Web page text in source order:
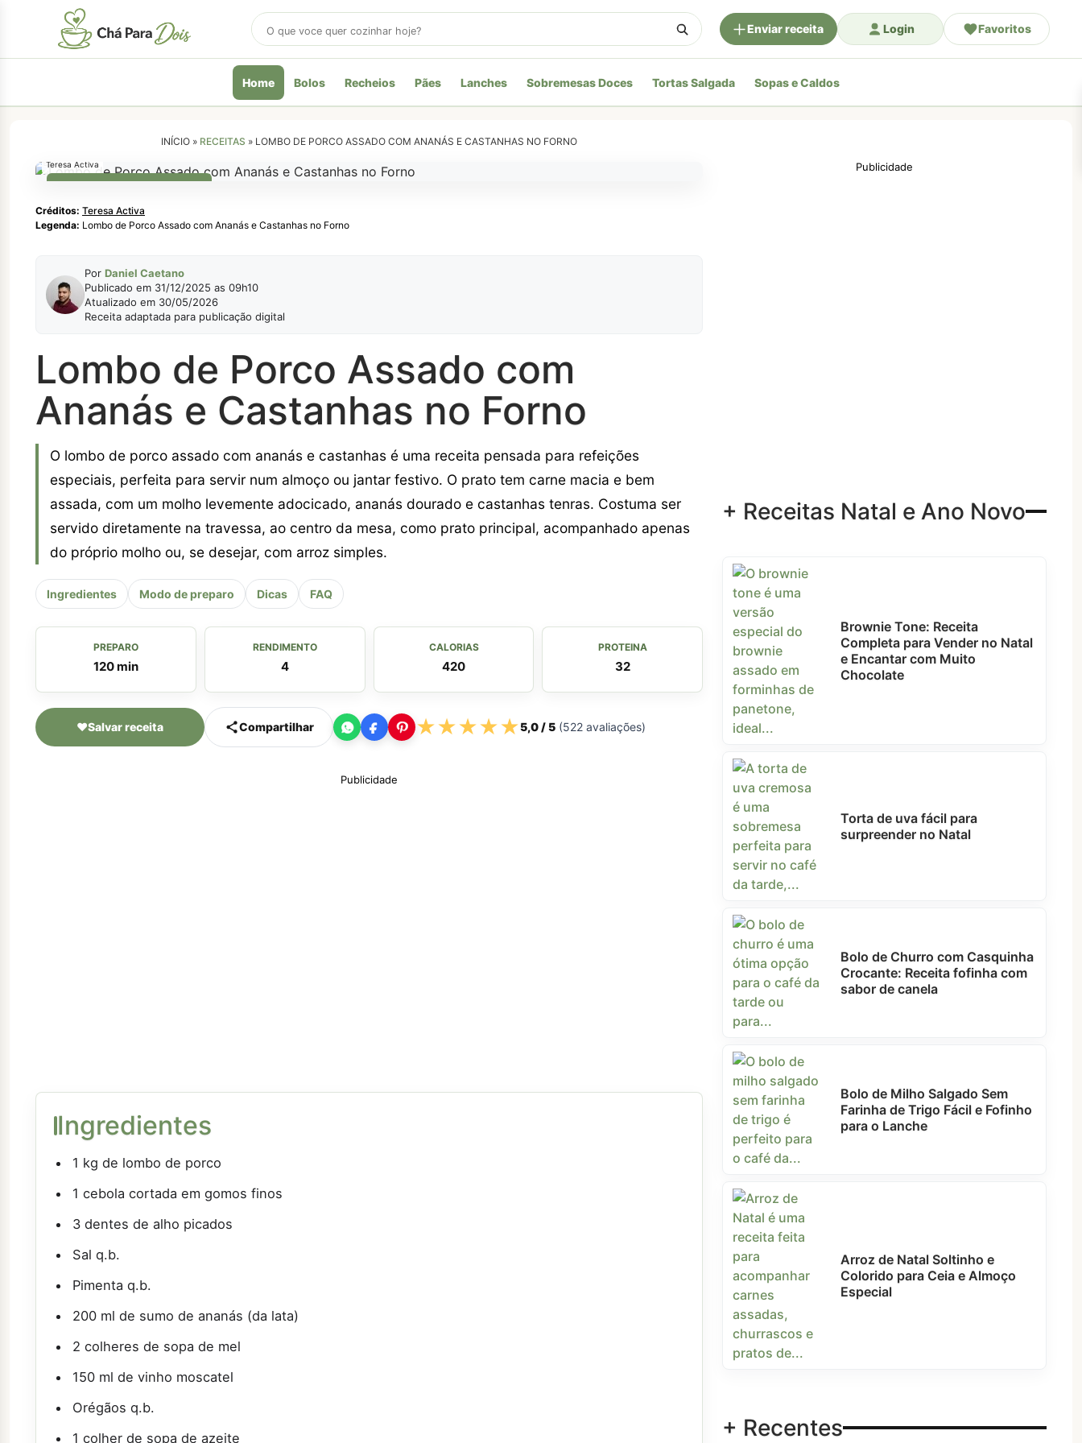
Buscar
receitas
Enviar receita Login Favoritos
Home Bolos Recheios Pães Lanches Sobremesas Doces Tortas Salgada Sopas e Caldos
INÍCIO » RECEITAS » LOMBO DE PORCO ASSADO COM ANANÁS E CASTANHAS NO FORNO
RECEITAS NATAL E ANO NOVO
Teresa Activa
Créditos: Teresa Activa
Legenda: Lombo de Porco Assado com Ananás e Castanhas no Forno
Por Daniel Caetano
Publicado em 31/12/2025 as 09h10
Atualizado em 30/05/2026
Receita adaptada para publicação digital
Lombo de Porco Assado com
Ananás e Castanhas no Forno
O lombo de porco assado com ananás e castanhas é uma receita pensada para refeições
especiais, perfeita para servir num almoço ou jantar festivo. O prato tem carne macia e bem
assada, com um molho levemente adocicado, ananás dourado e castanhas tenras. Costuma ser
servido diretamente na travessa, ao centro da mesa, como prato principal, acompanhado apenas
do próprio molho ou, se desejar, com arroz simples.
Ingredientes Modo de preparo Dicas FAQ
PREPARO
120 min
RENDIMENTO
4
CALORIAS
420
PROTEINA
32
♥Salvar receita Compartilhar ★★★★★5,0/ 5 (522 avaliações)
Publicidade
Ingredientes
1 kg de lombo de porco
1 cebola cortada em gomos finos
3 dentes de alho picados
Sal q.b.
Pimenta q.b.
200 ml de sumo de ananás (da lata)
2 colheres de sopa de mel
150 ml de vinho moscatel
Orégãos q.b.
1 colher de sopa de azeite
Publicidade
+ Receitas Natal e Ano Novo
Brownie Tone: Receita
Completa para Vender no Natal
e Encantar com Muito
Chocolate
Torta de uva fácil para
surpreender no Natal
Bolo de Churro com Casquinha
Crocante: Receita fofinha com
sabor de canela
Bolo de Milho Salgado Sem
Farinha de Trigo Fácil e Fofinho
para o Lanche
Arroz de Natal Soltinho e
Colorido para Ceia e Almoço
Especial
+ Recentes